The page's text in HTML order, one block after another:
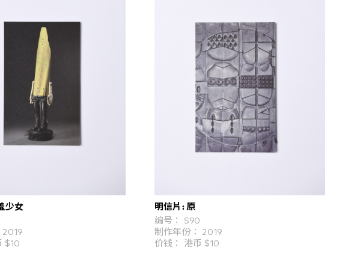
少女
2019
$10
明信片: 原
编号： S90
制作年份： 2019
价钱： 港币 $10